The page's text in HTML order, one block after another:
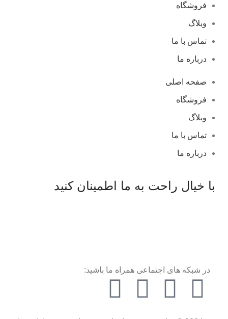
فروشگاه
وبلاگ
تماس با ما
درباره ما
صفحه اصلی
فروشگاه
وبلاگ
تماس با ما
درباره ما
با خیال راحت به ما اطمینان کنید
در شبکه های اجتماعی همراه ما باشید: